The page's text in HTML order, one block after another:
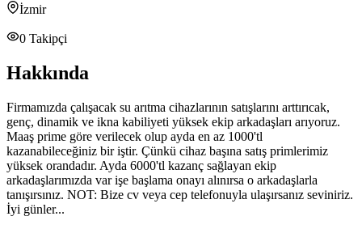
İzmir
0 Takipçi
Hakkında
Firmamızda çalışacak su arıtma cihazlarının satışlarını arttırıcak,
genç, dinamik ve ikna kabiliyeti yüksek ekip arkadaşları arıyoruz.
Maaş prime göre verilecek olup ayda en az 1000'tl
kazanabileceğiniz bir iştir. Çünkü cihaz başına satış primlerimiz
yüksek orandadır. Ayda 6000'tl kazanç sağlayan ekip
arkadaşlarımızda var işe başlama onayı alınırsa o arkadaşlarla
tanışırsınız. NOT: Bize cv veya cep telefonuyla ulaşırsanız seviniriz.
İyi günler...